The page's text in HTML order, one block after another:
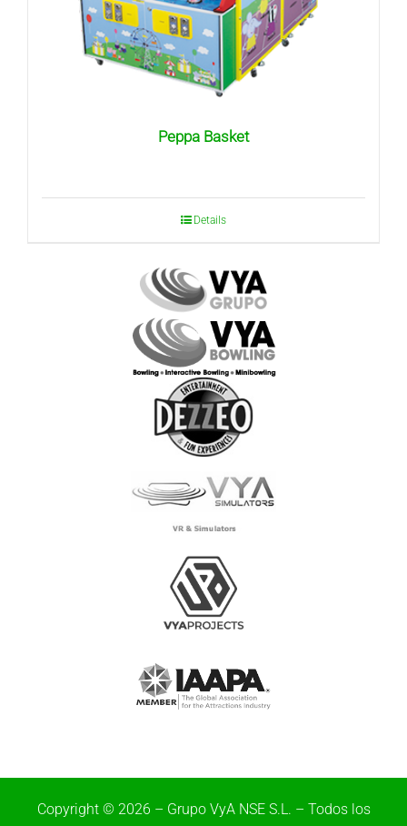
Peppa Basket
Details
Copyright © 2026 – Grupo VyA NSE S.L. – Todos los